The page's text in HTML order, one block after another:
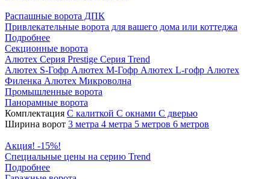
Распашные ворота ДПК
Привлекательные ворота для вашего дома или коттеджа
Подробнее
Секционные ворота
Алютех Серия Prestige Серия Trend
Алютех S-Гофр Алютех M-Гофр Алютех L-гофр Алютех
Филенка Алютех Микроволна
Промышленные ворота
Панорамные ворота
Комплектация С калиткой С окнами C дверью
Ширина ворот 3 метра 4 метра 5 метров 6 метров
Акция! -15%!
Специальные цены на серию Trend
Подробнее